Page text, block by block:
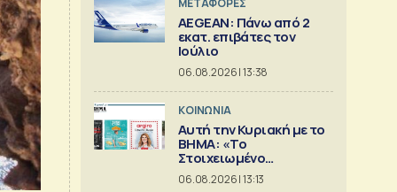
ΜΕΤΑΦΟΡΕΣ
AEGEAN: Πάνω από 2
εκατ. επιβάτες τον
Ιούλιο
06.08.2026 | 13:38
ΚΟΙΝΩΝΙΑ
Αυτή την Κυριακή με το
ΒΗΜΑ: «Το
Στοιχειωμένο
Ξενοδοχείο», Ελληνική
Κουζίνα & ΒΗΜΑGAZINO
06.08.2026 | 13:13